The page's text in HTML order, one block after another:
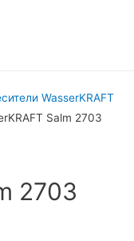
WasserKRAFT
Salm 2703
2703